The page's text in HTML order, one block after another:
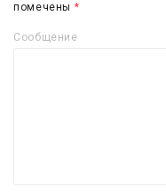
помечены *
Сообщение